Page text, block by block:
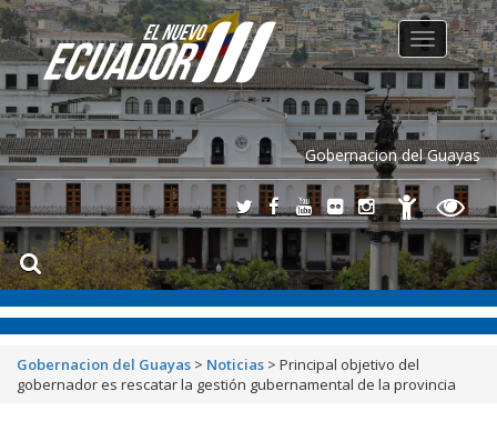
Gobernacion del Guayas
Toggle
navigation
Gobernacion del Guayas > Noticias > Principal objetivo del
gobernador es rescatar la gestión gubernamental de la provincia